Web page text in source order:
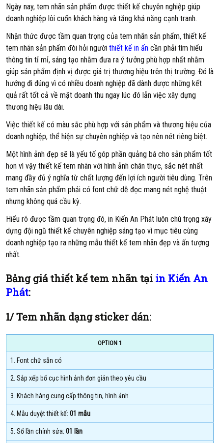
Ngày nay, tem nhãn sản phẩm được thiết kế chuyên nghiệp giúp
doanh nghiệp lôi cuốn khách hàng và tăng khả năng cạnh tranh.
Nhận thức được tầm quan trọng của tem nhãn sản phẩm, thiết kế
tem nhãn sản phẩm đòi hỏi ngườithiết kế in ấn cần phải tìm hiểu
thông tin tỉ mỉ, sáng tạo nhằm đưa ra ý tưởng phù hợp nhất nhằm
giúp sản phẩm định vị được giá trị thương hiệu trên thị trường. Đó là
hướng đi đúng vì có nhiều doanh nghiệp đã dành được những kết
quả rất tốt cả về mặt doanh thu ngay lúc đó lẫn việc xây dựng
thương hiệu lâu dài.
Việc thiết kế có màu sắc phù hợp với sản phẩm và thương hiệu của
doanh nghiệp, thể hiện sự chuyên nghiệp và tạo nên nét riêng biệt.
Một hình ảnh đẹp sẽ là yếu tố góp phần quảng bá cho sản phẩm tốt
hơn vì vậy thiết kế tem nhãn với hình ảnh chân thực, sắc nét nhất
mang đầy đủ ý nghĩa từ chất lượng đến lợi ích người tiêu dùng. Trên
tem nhãn sản phẩm phải có font chữ dễ đọc mang nét nghệ thuật
nhưng không quá cầu kỳ.
Hiểu rõ được tầm quan trọng đó, in Kiến An Phát luôn chú trọng xây
dựng đội ngũ thiết kế chuyên nghiệp sáng tạo vì mục tiêu cùng
doanh nghiệp tạo ra những mẫu thiết kế tem nhãn đẹp và ấn tượng
nhất.
Bảng giá thiết kế tem nhãn tại in Kiến An
Phát:
1/ Tem nhãn dạng sticker dán:
OPTION 1
1. Font chữ sẵn có
2. Sắp xếp bố cục hình ảnh đơn giản theo yêu cầu
3. Khách hàng cung cấp thông tin, hình ảnh
4. Mẫu duyệt thiết kế:01 mẫu
5. Số lần chỉnh sửa:01 lần